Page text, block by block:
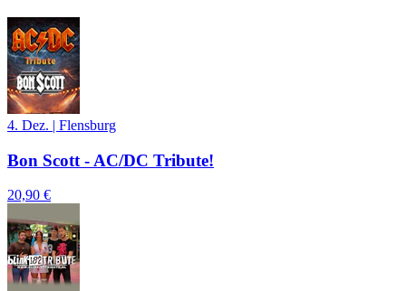
4. Dez. | Flensburg
Bon Scott - AC/DC Tribute!
20,90 €